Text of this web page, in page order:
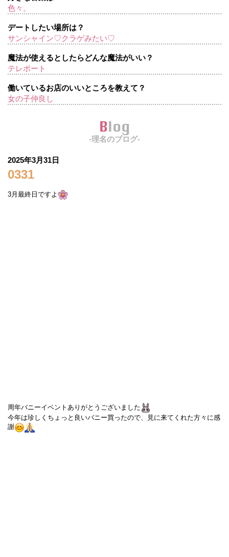
色々。
デートしたい場所は？
サンシャイン♡クラゲみたい♡
魔法が使えるとしたらどんな魔法がいい？
テレポート
働いているお店のいいところを教えて？
女の子仲良し
Blog
-理名のブログ-
2025年3月31日
0331
3月最終日ですよ
周年バニーイベントありがとうございました
今年は珍しくちょっと良いバニー買ったので、見に来てくれた方々に感
謝